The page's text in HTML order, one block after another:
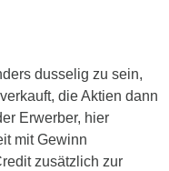
dusselig zu sein,
die Aktien dann
Erwerber, hier
mit Gewinn
zusätzlich zur